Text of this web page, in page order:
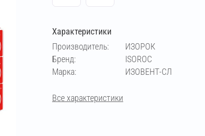
Характеристики
Производитель:
ИЗОРОК
Бренд:
ISOROC
Марка:
ИЗОВЕНТ-СЛ
Все характеристики